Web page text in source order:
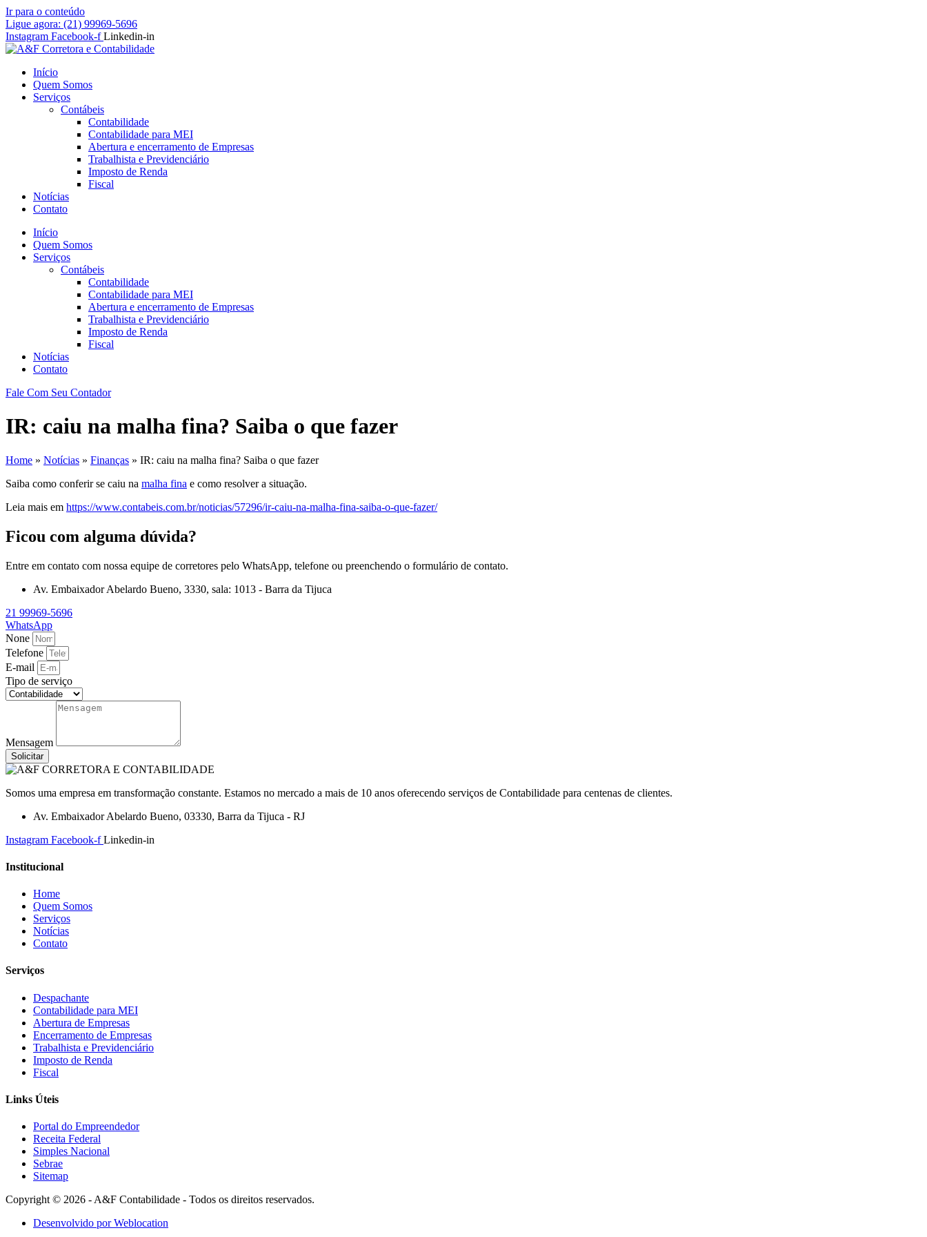
Ir para o conteúdo
Ligue agora: (21) 99969-5696
Instagram Facebook-f Linkedin-in
Início
Quem Somos
Serviços
Contábeis
Contabilidade
Contabilidade para MEI
Abertura e encerramento de Empresas
Trabalhista e Previdenciário
Imposto de Renda
Fiscal
Notícias
Contato
Início
Quem Somos
Serviços
Contábeis
Contabilidade
Contabilidade para MEI
Abertura e encerramento de Empresas
Trabalhista e Previdenciário
Imposto de Renda
Fiscal
Notícias
Contato
Fale Com Seu Contador
IR: caiu na malha fina? Saiba o que fazer
Home » Notícias » Finanças » IR: caiu na malha fina? Saiba o que fazer
Saiba como conferir se caiu na malha fina e como resolver a situação.
Leia mais em https://www.contabeis.com.br/noticias/57296/ir-caiu-na-malha-fina-saiba-o-que-fazer/
Ficou com alguma dúvida?
Entre em contato com nossa equipe de corretores pelo WhatsApp, telefone ou preenchendo o formulário de contato.
Av. Embaixador Abelardo Bueno, 3330, sala: 1013 - Barra da Tijuca
21 99969-5696
WhatsApp
None
Telefone
E-mail
Tipo de serviço
Mensagem
Solicitar
Somos uma empresa em transformação constante. Estamos no mercado a mais de 10 anos oferecendo serviços de Contabilidade para centenas de clientes.
Av. Embaixador Abelardo Bueno, 03330, Barra da Tijuca - RJ
Instagram Facebook-f Linkedin-in
Institucional
Home
Quem Somos
Serviços
Notícias
Contato
Serviços
Despachante
Contabilidade para MEI
Abertura de Empresas
Encerramento de Empresas
Trabalhista e Previdenciário
Imposto de Renda
Fiscal
Links Úteis
Portal do Empreendedor
Receita Federal
Simples Nacional
Sebrae
Sitemap
Copyright © 2026 - A&F Contabilidade - Todos os direitos reservados.
Desenvolvido por Weblocation